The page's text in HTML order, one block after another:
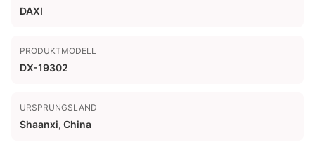
DAXI
PRODUKTMODELL
DX-19302
URSPRUNGSLAND
Shaanxi, China